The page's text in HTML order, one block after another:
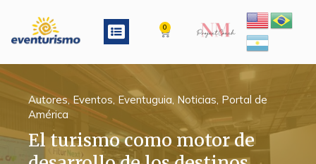
contenido
Menu 0 Cart
Autores,Eventos, Eventuguia, Noticias, Portal de
América
El turismo como motor de